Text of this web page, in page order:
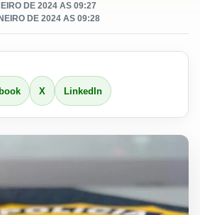
DE 2024 AS 09:27
DE 2024 AS 09:28
X LinkedIn